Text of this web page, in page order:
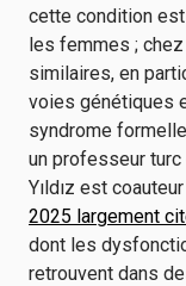
cette condition
les femmes ;
similaires, en
voies génétiques
syndrome
un professeur
Yıldız est
2025 largement
dont les
retrouvent dans